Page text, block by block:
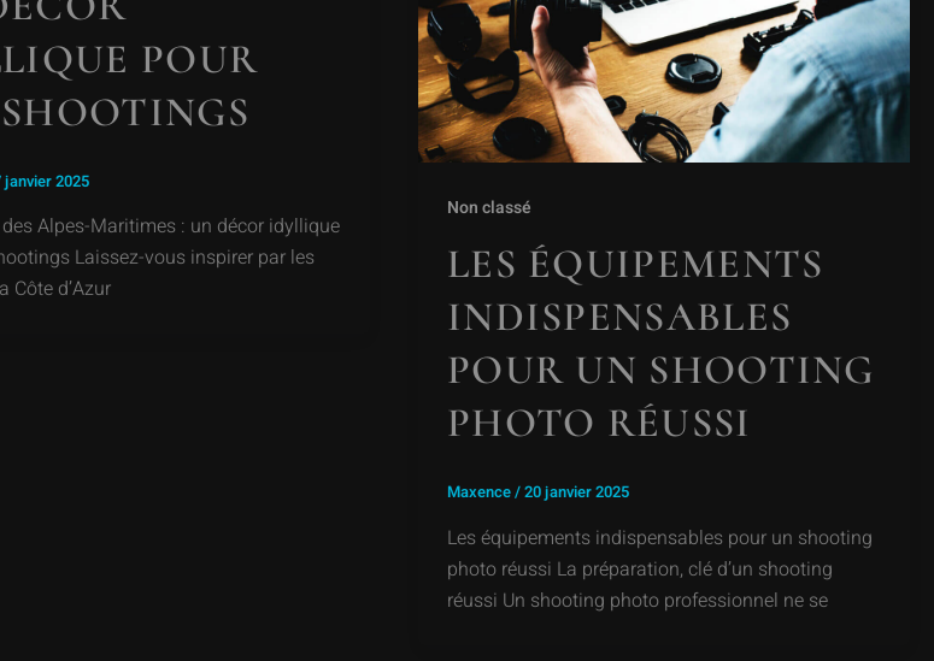
POUR
janvier 2025
Alpes-Maritimes : un décor idyllique
Laissez-vous inspirer par les
Côte d’Azur
Non classé
LES ÉQUIPEMENTS
INDISPENSABLES
POUR UN SHOOTING
PHOTO RÉUSSI
Maxence/20 janvier 2025
Les équipements indispensables pour un shooting
photo réussi La préparation, clé d’un shooting
réussi Un shooting photo professionnel ne se